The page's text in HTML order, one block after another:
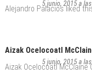
5 junio, 2015 a
Alejandro Palaciosliked
Aizak Ocelocoatl
5 junio, 2015 a
Aizak Ocelocoatl McClaine